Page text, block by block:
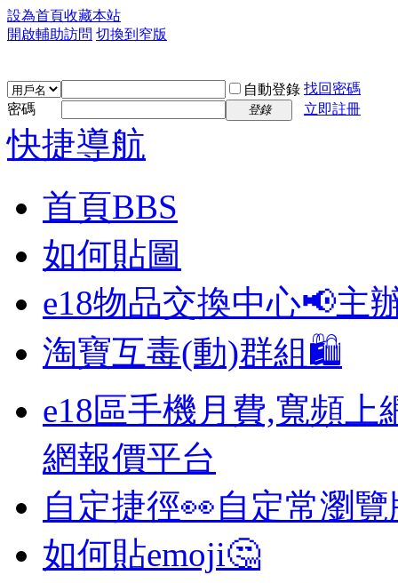
設為首頁收藏本站
開啟輔助訪問 切換到窄版
自動登錄 找回密碼
密碼
登錄 立即註冊
快捷導航
首頁BBS
如何貼圖
e18物品交換中心📢主
淘寶互毒(動)群組🛍️
e18區手機月費,寬頻上
網報價平台
自定捷徑👀自定常瀏
如何貼emoji🤔